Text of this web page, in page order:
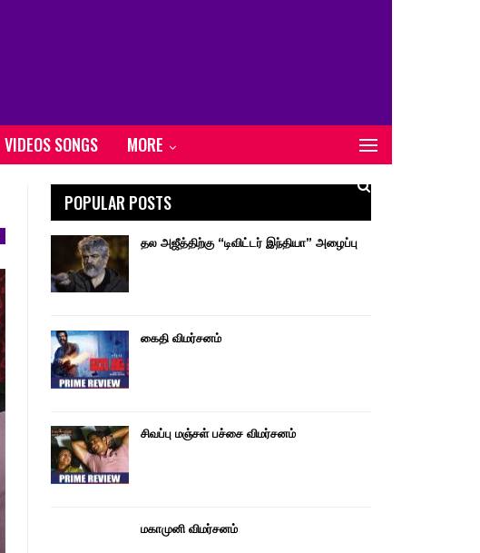
VIDEOS SONGS MORE
POPULAR POSTS
தல அஜீத்திற்கு “டிவிட்டர் இந்தியா” அழைப்பு
கைதி விமர்சனம்
சிவப்பு மஞ்சள் பச்சை விமர்சனம்
மகாமுனி விமர்சனம்